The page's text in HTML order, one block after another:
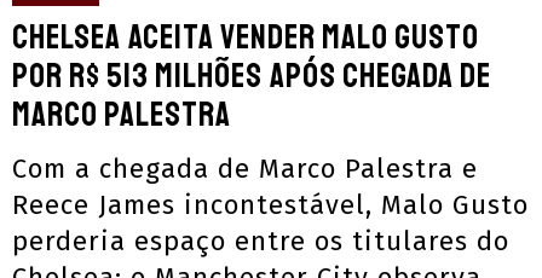
Chelsea aceita vender Malo Gusto
por R$ 513 milhões após chegada de
Marco Palestra
Com a chegada de Marco Palestra e
Reece James incontestável, Malo Gusto
perderia espaço entre os titulares do